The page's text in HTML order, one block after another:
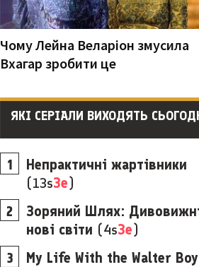
Чому Лейна Веларіон змусила
Вхагар зробити це
ЯКІ СЕРІАЛИ ВИХОДЯТЬ
Непрактичні жартівники
(13s3e)
Зоряний Шлях:
нові світи (4s3e)
My Life With the Walter